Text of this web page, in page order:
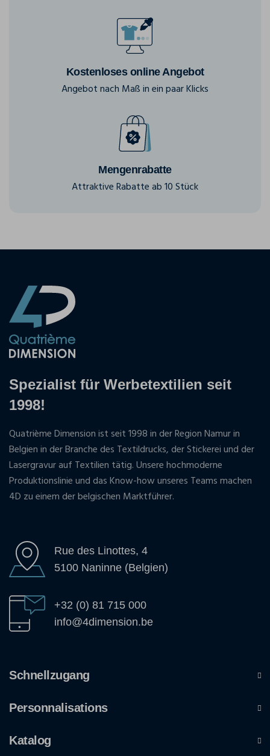
Kostenloses online Angebot
Angebot nach Maß in ein paar Klicks
Mengenrabatte
Attraktive Rabatte ab 10 Stück
Spezialist für Werbetextilien seit
1998!
Quatrième Dimension ist seit 1998 in der Region Namur in
Belgien in der Branche des Textildrucks, der Stickerei und der
Lasergravur auf Textilien tätig. Unsere hochmoderne
Produktionslinie und das Know-how unseres Teams machen
4D zu einem der belgischen Marktführer.
Rue des Linottes, 4
5100 Naninne (Belgien)
+32 (0) 81 715 000
info@4dimension.be
Schnellzugang
Personnalisations
Katalog